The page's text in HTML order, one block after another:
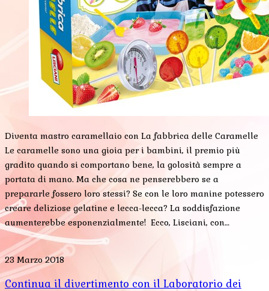
Diventa mastro caramellaio con La fabbrica delle Caramelle
Le caramelle sono una gioia per i bambini, il premio più
gradito quando si comportano bene, la golosità sempre a
portata di mano. Ma che cosa ne penserebbero se a
prepararle fossero loro stessi? Se con le loro manine potessero
creare deliziose gelatine e lecca-lecca? La soddisfazione
aumenterebbe esponenzialmente! Ecco, Lisciani, con…
23 Marzo 2018
Continua il divertimento con il Laboratorio dei